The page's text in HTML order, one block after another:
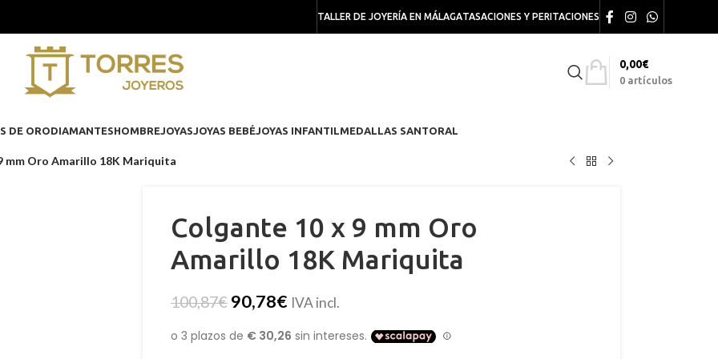
TALLER DE JOYERÍA EN MÁLAGATASACIONES Y PERITACIONES
0 artículos
0,00€
DE ORODIAMANTESHOMBREJOYASJOYAS BEBÉJOYAS INFANTILMEDALLAS SANTORAL
mm Oro Amarillo 18K Mariquita
Colgante 10 x 9 mm Oro
Amarillo 18K Mariquita
100,87€ 90,78€ IVA incl.